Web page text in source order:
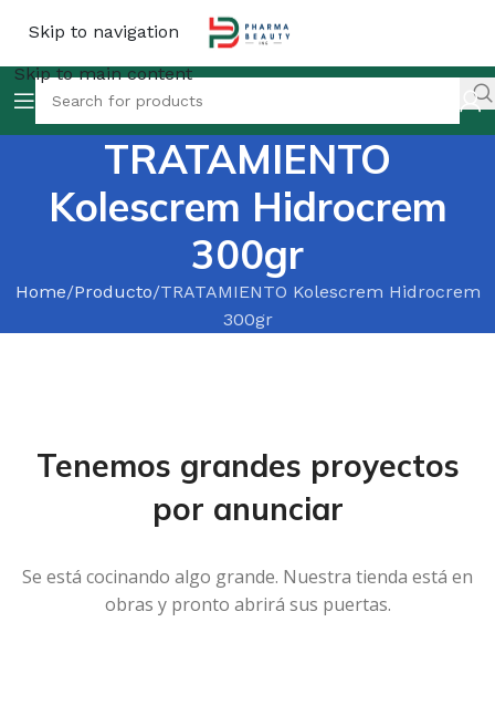
Skip to navigation
Skip to main content
TRATAMIENTO
Kolescrem Hidrocrem
300gr
Home Producto TRATAMIENTO Kolescrem Hidrocrem
300gr
Tenemos grandes proyectos
por anunciar
Se está cocinando algo grande. Nuestra tienda está en
obras y pronto abrirá sus puertas.